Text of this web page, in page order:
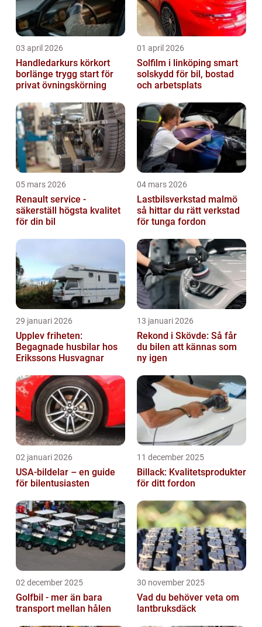
03 april 2026
Handledarkurs körkort
borlänge trygg start för
privat övningskörning
01 april 2026
Solfilm i linköping smart
solskydd för bil, bostad
och arbetsplats
05 mars 2026
Renault service -
säkerställ högsta kvalitet
för din bil
04 mars 2026
Lastbilsverkstad malmö
så hittar du rätt verkstad
för tunga fordon
29 januari 2026
Upplev friheten:
Begagnade husbilar hos
Erikssons Husvagnar
13 januari 2026
Rekond i Skövde: Så får
du bilen att kännas som
ny igen
02 januari 2026
USA-bildelar – en guide
för bilentusiasten
11 december 2025
Billack: Kvalitetsprodukter
för ditt fordon
02 december 2025
Golfbil - mer än bara
transport mellan hålen
30 november 2025
Vad du behöver veta om
lantbruksdäck